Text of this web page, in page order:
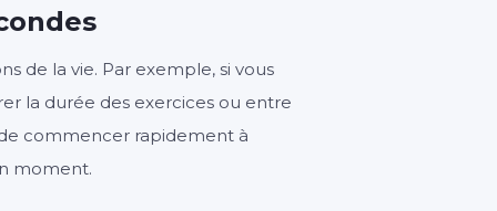
de la vie. Par exemple, si vous
la durée des exercices ou entre
commencer rapidement à
moment.